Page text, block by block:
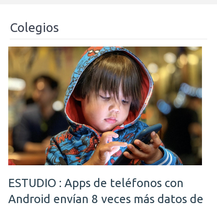
Colegios
ESTUDIO : Apps de teléfonos con
Android envían 8 veces más datos de